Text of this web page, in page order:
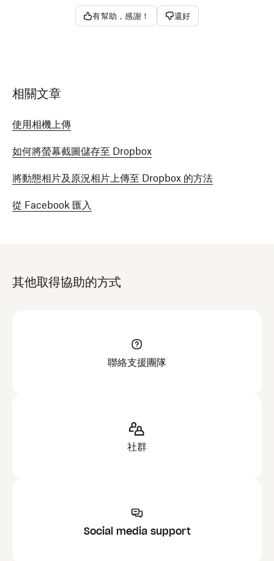
有幫助，感謝！ 還好
相關文章
使用相機上傳
如何將螢幕截圖儲存至 Dropbox
將動態相片及原況相片上傳至 Dropbox 的方法
從 Facebook 匯入
其他取得協助的方式
聯絡支援團隊
社群
Social media support